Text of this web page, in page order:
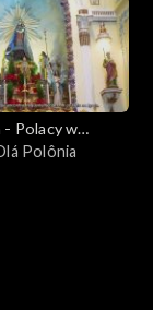
- Polacy w
Polônia